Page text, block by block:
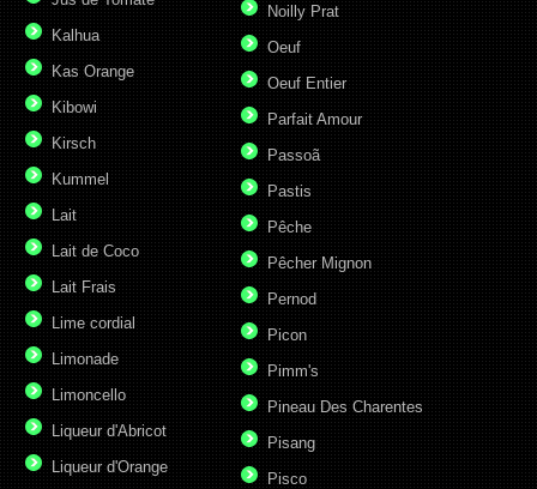
Kalhua
Kas Orange
Kibowi
Kirsch
Kummel
Lait
Lait de Coco
Lait Frais
Lime cordial
Limonade
Limoncello
Liqueur d'Abricot
Liqueur d'Orange
Noilly Prat
Oeuf
Oeuf Entier
Parfait Amour
Passoã
Pastis
Pêche
Pêcher Mignon
Pernod
Picon
Pimm's
Pineau Des Charentes
Pisang
Pisco